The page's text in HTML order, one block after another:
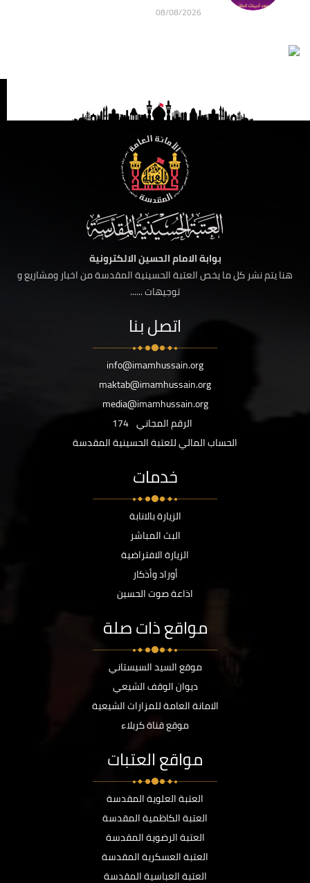
08/08/2026
بوابة الامام الحسين الالكترونية
هنا يتم نشر كل ما يخص العتبة الحسينية المقدسة من اخبار ومشاريع و
توجيهات ......
اتصل بنا
info@imamhussain.org
maktab@imamhussain.org
media@imamhussain.org
الرقم المجاني 174
الحساب المالي للعتبة الحسينية المقدسة
خدمات
الزيارة بالانابة
البث المباشر
الزيارة الافتراضية
أوراد وأذكار
اذاعة صوت الحسين
مواقع ذات صلة
موقع السيد السيستاني
ديوان الوقف الشيعي
الامانة العامة للمزارات الشيعية
موقع قناة كربلاء
مواقع العتبات
العتبة العلوية المقدسة
العتبة الكاظمية المقدسة
العتبة الرضوية المقدسة
العتبة العسكرية المقدسة
العتبة العباسية المقدسة